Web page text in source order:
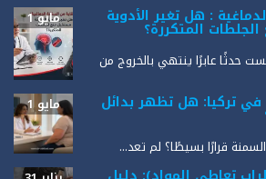
: هل تغير الأدوية
المتكررة؟
مايو 1
حدثًا عابرًا ينتهي بالخروج من
تركيا: هل تظهر بدائل
مايو 1
قرارًا بسيطًا؟ لم تعد...